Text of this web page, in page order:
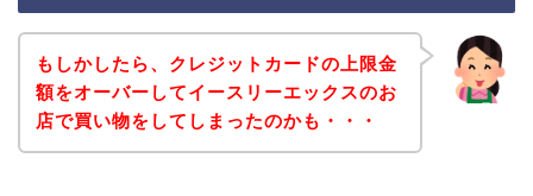
もしかしたら、クレジットカードの上限金
額をオーバーしてイースリーエックスのお
店で買い物をしてしまったのかも・・・